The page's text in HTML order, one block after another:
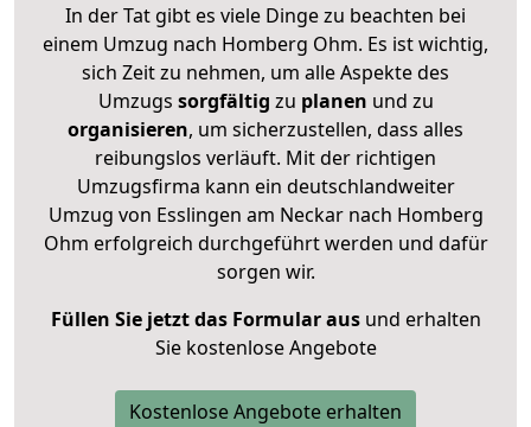
In der Tat gibt es viele Dinge zu beachten bei
einem Umzug nach Homberg Ohm. Es ist wichtig,
sich Zeit zu nehmen, um alle Aspekte des
Umzugs sorgfältig zu planen und zu
organisieren, um sicherzustellen, dass alles
reibungslos verläuft. Mit der richtigen
Umzugsfirma kann ein deutschlandweiter
Umzug von Esslingen am Neckar nach Homberg
Ohm erfolgreich durchgeführt werden und dafür
sorgen wir.
Füllen Sie jetzt das Formular ausund erhalten
Sie kostenlose Angebote
Kostenlose Angebote erhalten